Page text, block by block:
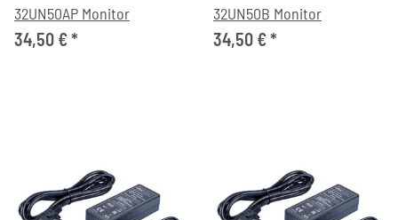
32UN50AP Monitor
34,50 €*
32UN50B Monitor
34,50 €*